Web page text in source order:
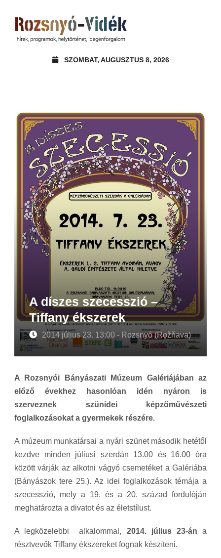
SZOMBAT, AUGUSZTUS 8, 2026
A díszes szecesszió –
Tiffany ékszerek
2014 július 23. 13:00 - Rozsnyó (Rožňava)
A Rozsnyói Bányászati Múzeum Galériájában az
előző évekhez hasonlóan idén nyáron is
szerveznek szünidei képzőművészeti
foglalkozásokat a gyermekek részére.
A múzeum munkatársai a nyári szünet második hetétől
kezdve minden júliusi szerdán 13.00 és 16.00 óra
között várják az alkotni vágyó csemetéket a Galériába
(Bányászok tere 25.). Az idei foglalkozások témája a
szecesszió, mely a 19. és a 20. század fordulóján
meghatározta a divatot és az életstílust.
A legközelebbi alkalommal, 2014. július 23-ána
résztvevők Tiffany ékszereket fognak készíteni.